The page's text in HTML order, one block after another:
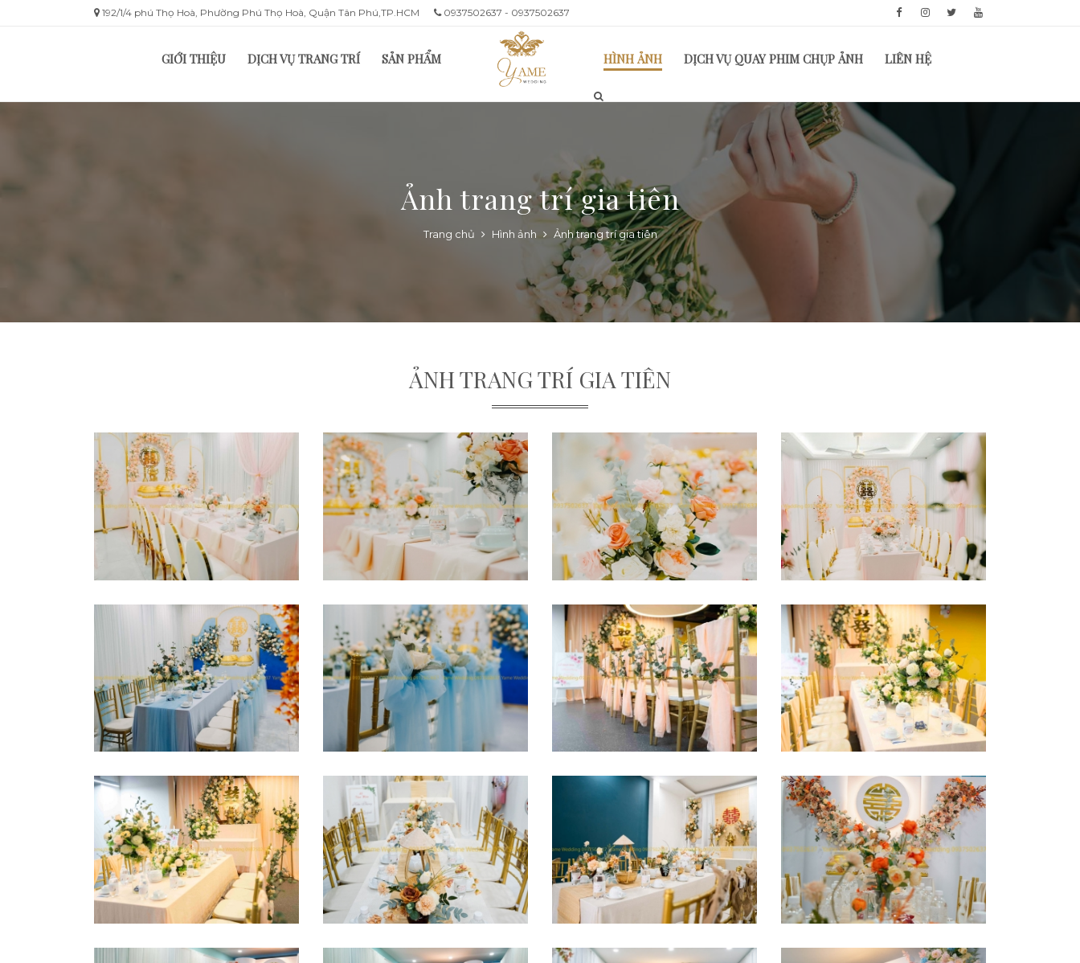
192/1/4 phú Thọ Hoà, Phường Phú Thọ Hoà, Quận Tân Phú,TP.HCM 0937502637 - 0937502637
GIỚI THIỆU DỊCH VỤ TRANG TRÍ SẢN PHẨM HÌNH ẢNH DỊCH VỤ QUAY PHIM CHỤP ẢNH LIÊN HỆ
Ảnh trang trí gia tiên
Trang chủ Hình ảnh Ảnh trang trí gia tiên
ẢNH TRANG TRÍ GIA TIÊN